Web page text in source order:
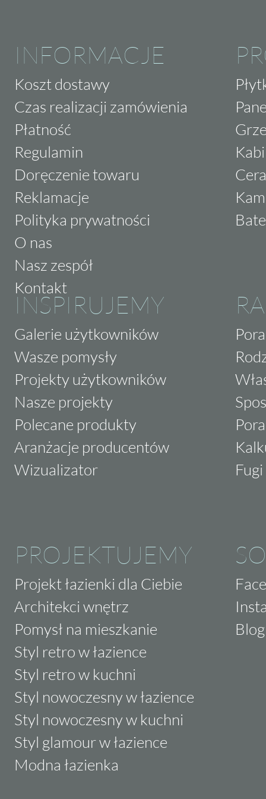
INFORMACJE
Koszt dostawy
Czas realizacji zamówienia
Płatność
Regulamin
Doręczenie towaru
Reklamacje
Polityka prywatności
O nas
Nasz zespół
Kontakt
INSPIRUJEMY
Galerie użytkowników
Wasze pomysły
Projekty użytkowników
Nasze projekty
Polecane produkty
Aranżacje producentów
Wizualizator
PROJEKTUJEMY
Projekt łazienki dla Ciebie
Architekci wnętrz
Pomysł na mieszkanie
Styl retro w łazience
Styl retro w kuchni
Styl nowoczesny w łazience
Styl nowoczesny w kuchni
Styl glamour w łazience
Modna łazienka
Blog